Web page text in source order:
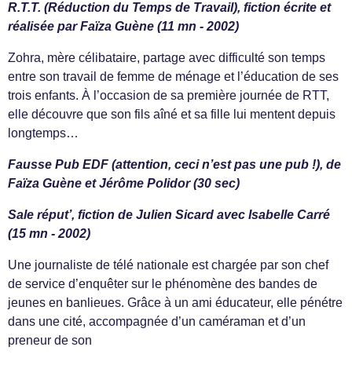
R.T.T. (Réduction du Temps de Travail), fiction écrite et
réalisée par Faïza Guène (11 mn - 2002)
Zohra, mère célibataire, partage avec difficulté son temps
entre son travail de femme de ménage et l’éducation de ses
trois enfants. À l’occasion de sa première journée de RTT,
elle découvre que son fils aîné et sa fille lui mentent depuis
longtemps…
Fausse Pub EDF (attention, ceci n’est pas une pub !), de
Faïza Guène et Jérôme Polidor (30 sec)
Sale réput’, fiction de Julien Sicard avec Isabelle Carré
(15 mn - 2002)
Une journaliste de télé nationale est chargée par son chef
de service d’enquêter sur le phénomène des bandes de
jeunes en banlieues. Grâce à un ami éducateur, elle pénétre
dans une cité, accompagnée d’un caméraman et d’un
preneur de son